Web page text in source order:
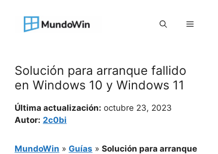
contenido
Menú
Solución para arranque fallido
en Windows 10 y Windows 11
Última actualización: octubre 23, 2023
Autor: 2c0bi
MundoWin » Guías » Solución para arranque